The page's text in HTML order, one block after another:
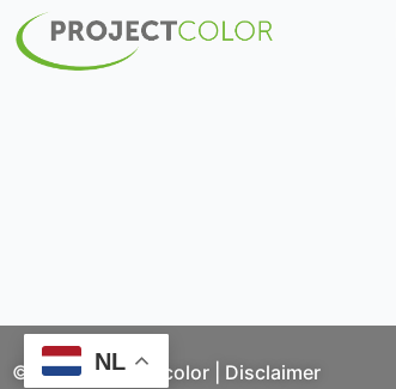
© 2024 | Projectcolor | Disclaimer
NL